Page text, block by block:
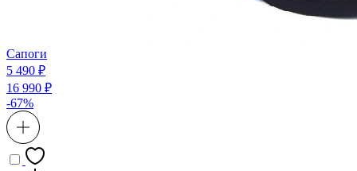
Сапоги
5 490 ₽
16 990 ₽
-67%